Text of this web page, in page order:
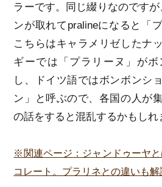
ラーです。同じ綴りなのです
ンが取れてpralineになると「
こちらはキャラメリゼしたナ
ギーでは「プラリーヌ」が
し、ドイツ語ではボンボンシ
ン」と呼ぶので、各国の人が
の話をすると混乱するかもしれ
※関連ページ：ジャンドゥーヤ
コレート。プラリネとの違いも解